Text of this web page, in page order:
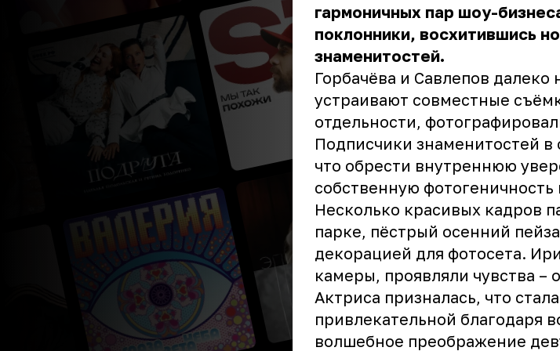
гармоничных пар шоу-
поклонники, восхитившись
знаменитостей.
Горбачёва и Савлепов далеко
устраивают совместные
отдельности,
Подписчики знаменитостей в
что обрести внутреннюю
собственную
Несколько красивых кадров
парке, пёстрый осенний
декорацией для фотосета.
камеры, проявляли чувства –
Актриса призналась, что
привлекательной благодаря
волшебное преображение